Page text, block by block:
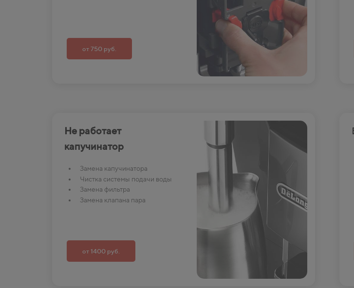
от 750 руб.
Не работает
капучинатор
Замена капучинатора
Чистка системы подачи воды
Замена фильтра
Замена клапана пара
от 1400 руб.